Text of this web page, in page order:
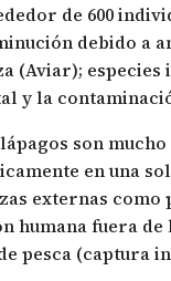
de 600
debido a
(Aviar);
y la
son
en una
externas
humana fuera
pesca (captura